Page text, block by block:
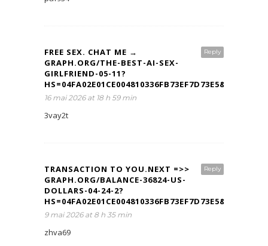
Reply
FREE SEX. CHAT ME →
GRAPH.ORG/THE-BEST-AI-SEX-
GIRLFRIEND-05-11?
HS=04FA02E01CE004810336FB73EF7D73E5&
16 mai 2026 at 18 h 59 min
3vay2t
Reply
TRANSACTION TO YOU.NEXT =>>
GRAPH.ORG/BALANCE-36824-US-
DOLLARS-04-24-2?
HS=04FA02E01CE004810336FB73EF7D73E5&
9 mai 2026 at 8 h 35 min
zhva69